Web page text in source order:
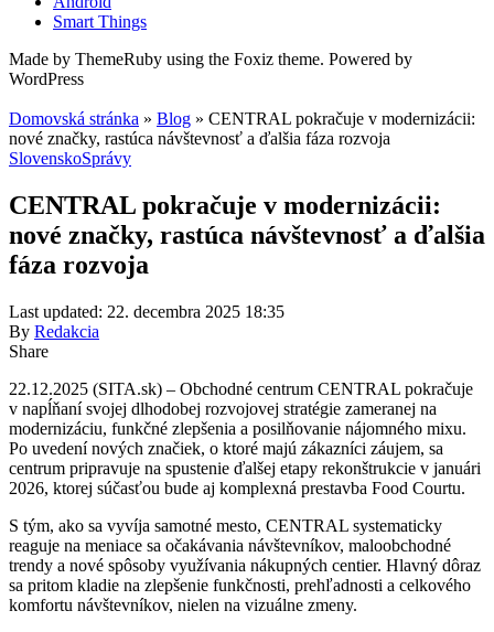
Smart Things
Made by ThemeRuby using the Foxiz theme. Powered by
WordPress
Domovská stránka » Blog » CENTRAL pokračuje v modernizácii:
nové značky, rastúca návštevnosť a ďalšia fáza rozvoja
SlovenskoSprávy
CENTRAL pokračuje v modernizácii:
nové značky, rastúca návštevnosť a ďalšia
fáza rozvoja
Last updated: 22. decembra 2025 18:35
By Redakcia
Share
22.12.2025 (SITA.sk) – Obchodné centrum CENTRAL pokračuje
v napĺňaní svojej dlhodobej rozvojovej stratégie zameranej na
modernizáciu, funkčné zlepšenia a posilňovanie nájomného mixu.
Po uvedení nových značiek, o ktoré majú zákazníci záujem, sa
centrum pripravuje na spustenie ďalšej etapy rekonštrukcie v januári
2026, ktorej súčasťou bude aj komplexná prestavba Food Courtu.
S tým, ako sa vyvíja samotné mesto, CENTRAL systematicky
reaguje na meniace sa očakávania návštevníkov, maloobchodné
trendy a nové spôsoby využívania nákupných centier. Hlavný dôraz
sa pritom kladie na zlepšenie funkčnosti, prehľadnosti a celkového
komfortu návštevníkov, nielen na vizuálne zmeny.